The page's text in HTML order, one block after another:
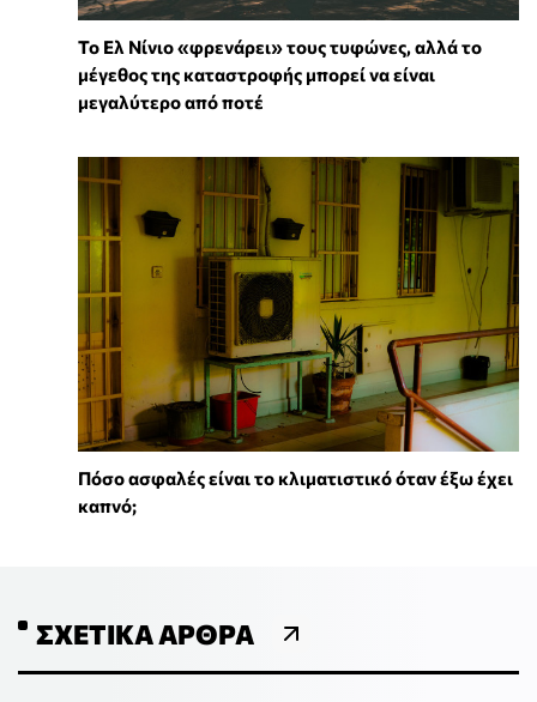
Το Ελ Νίνιο «φρενάρει» τους τυφώνες, αλλά το
μέγεθος της καταστροφής μπορεί να είναι
μεγαλύτερο από ποτέ
Πόσο ασφαλές είναι το κλιματιστικό όταν έξω έχει
καπνό;
ΣΧΕΤΙΚΆ ΆΡΘΡΑ